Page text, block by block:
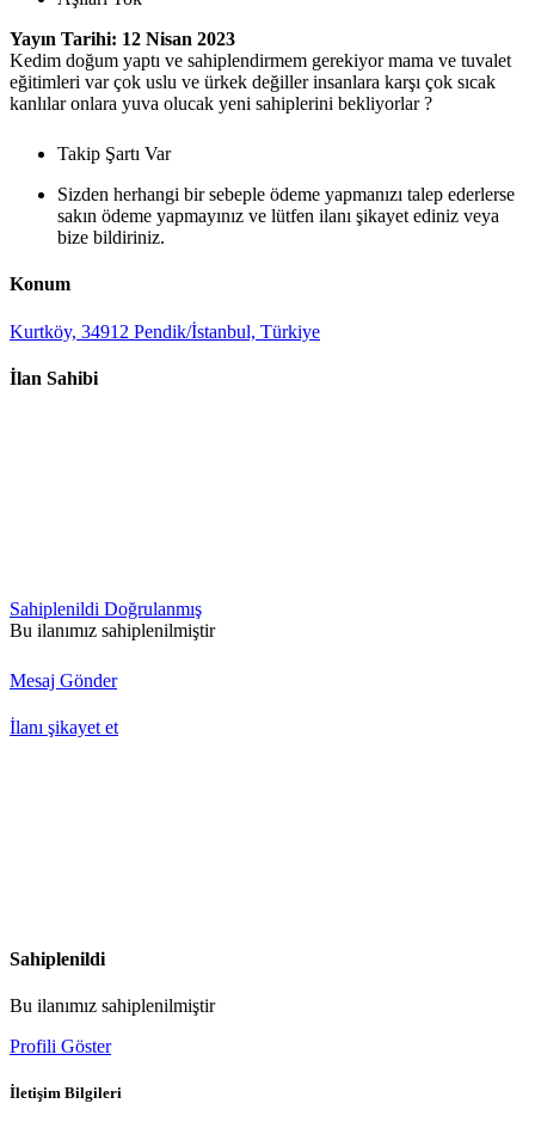
Yayın Tarihi: 12 Nisan 2023
Kedim doğum yaptı ve sahiplendirmem gerekiyor mama ve tuvalet
eğitimleri var çok uslu ve ürkek değiller insanlara karşı çok sıcak
kanlılar onlara yuva olucak yeni sahiplerini bekliyorlar ?
Takip Şartı Var
Sizden herhangi bir sebeple ödeme yapmanızı talep ederlerse
sakın ödeme yapmayınız ve lütfen ilanı şikayet ediniz veya
bize bildiriniz.
Konum
Kurtköy, 34912 Pendik/İstanbul, Türkiye
İlan Sahibi
Sahiplenildi Doğrulanmış
Bu ilanımız sahiplenilmiştir
Mesaj Gönder
İlanı şikayet et
Sahiplenildi
Bu ilanımız sahiplenilmiştir
Profili Göster
İletişim Bilgileri